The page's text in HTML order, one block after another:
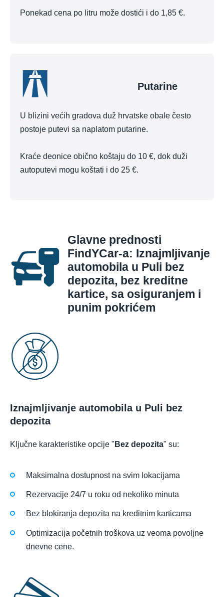
Ponekad cena po litru može dostići i do 1,85 €.
Putarine
U blizini većih gradova duž hrvatske obale često
postoje putevi sa naplatom putarine.
Kraće deonice obično koštaju do 10 €, dok duži
autoputevi mogu koštati i do 25 €.
Glavne prednosti
FindYCar-a: Iznajmljivanje
automobila u Puli bez
depozita, bez kreditne
kartice, sa osiguranjem i
punim pokrićem
Iznajmljivanje automobila u Puli bez
depozita
Ključne karakteristike opcije " Bez depozita" su:
Maksimalna dostupnost na svim lokacijama
Rezervacije 24/7 u roku od nekoliko minuta
Bez blokiranja depozita na kreditnim karticama
Optimizacija početnih troškova uz veoma povoljne
dnevne cene.